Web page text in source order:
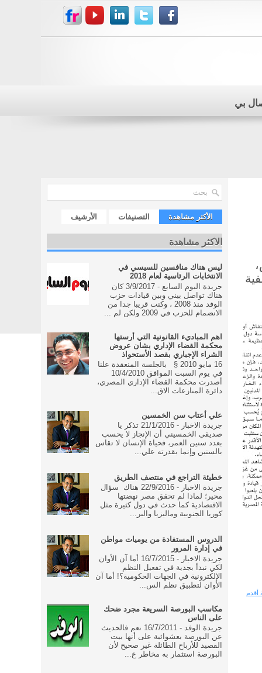
بي
أقدم
الأكثر مشاهدة التصنيفات الأرشيف
الاكثر مشاهدة
ليس هناك منافسين للسيسي في
الانتخابات الرئاسية لعام 2018
جريدة اليوم السابع - 3/9/2017 كان
هناك تواصل بيني وبين قيادات حزب
الوفد منذ 2008 ، وكنت قريبا جدا من
الانضمام للحزب في 2009 ولكن لم ...
اهم المباديء القانونية التي أرستها
محكمة القضاء الإداري بشان عروض
الشراء الإجباري بقصد الأستحواذ
16 مايو 2010 § بالجلسة المنعقدة علنا
في يوم السبت الموافق 10/4/2010
أصدرت محكمة القضاء الإداري المصري،
دائرة المنازعات الاق...
علي أعتاب سن الخمسين
جريدة الاخبار - 21/1/2016 تذكر يا
صديقي الخمسيني أن الإنجاز لا يحسب
بعدد سنين العمر، فحياة الإنسان لا تقاس
بالسنين وإنما بقدرته علي...
خطيئة التراجع في منتصف الطريق
جريدة الاخبار - 22/9/2016 هناك سؤال
محير؛ لماذا لم تحقق مصر نهضتها
الاقتصادية كما حدث في دول كثيرة مثل
كوريا الجنوبية وماليزيا والبر...
الدروس المستفادة من يوميات مواطن
في إدارة المرور
جريدة الاخبار - 16/7/2015 أما آن الأوان
لكي نبدأ بجدية في تفعيل النظم
الإلكترونية في الجهات الحكومية؟! أما آن
الأوان لتطبيق نظم الس...
مكاسب البورصة السريعة مجرد ضحك
على الناس
جريدة الوفد - 16/7/2011 نعم فالحديث
عن البورصة بعشوائية على أنها بيت
القصيد للأرباح الطائلة غير صحيح لأن
البورصة استثمار به مخاطر ع...